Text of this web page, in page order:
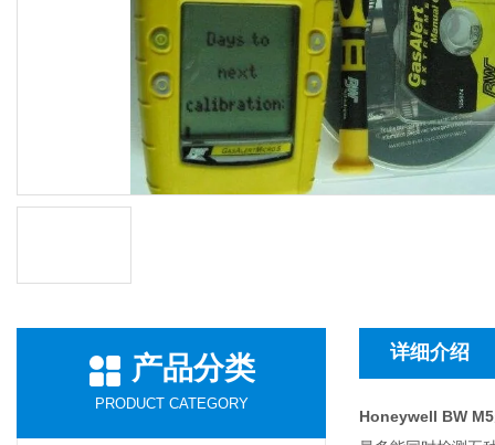
产品分类
PRODUCT CATEGORY
详细介绍
Honeywell BW